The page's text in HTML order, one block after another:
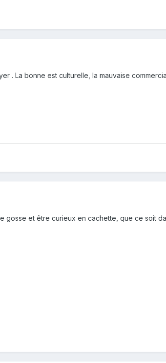
. La bonne est culturelle, la mauvaise
et être curieux en cachette, que ce soit